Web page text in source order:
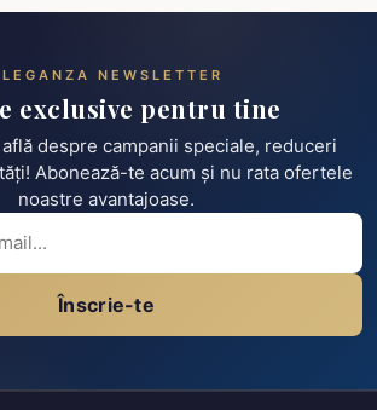
NEWSLETTER
exclusive pentru tine
despre campanii speciale, reduceri
Abonează-te acum și nu rata ofertele
noastre avantajoase.
Înscrie-te